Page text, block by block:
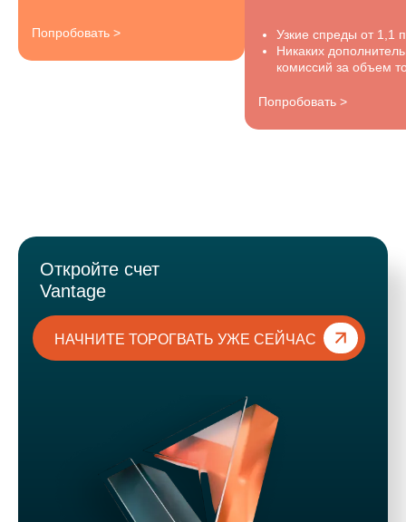
Попробовать >
Узкие спреды от 1,1
Никаких
комиссий за объем
Попробовать >
Откройте счет
Vantage
НАЧНИТЕ ТОРОГВАТЬ УЖЕ СЕЙЧАС